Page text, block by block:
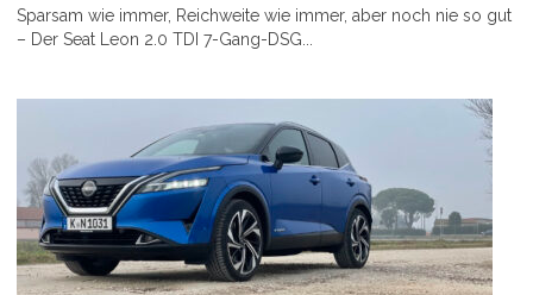
Sparsam wie immer, Reichweite wie immer, aber noch nie so gut
– Der Seat Leon 2.0 TDI 7-Gang-DSG...